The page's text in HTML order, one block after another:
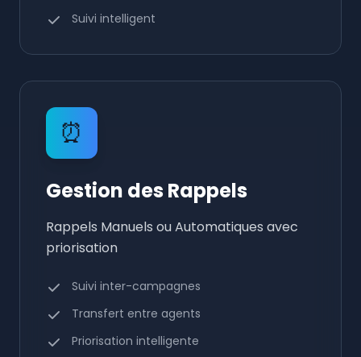
Suivi intelligent
⏰
Gestion des Rappels
Rappels Manuels ou Automatiques avec
priorisation
Suivi inter-campagnes
Transfert entre agents
Priorisation intelligente